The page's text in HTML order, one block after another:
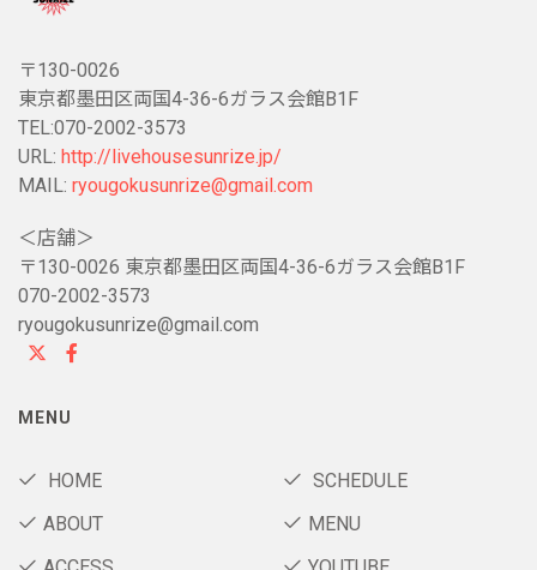
〒130-0026
東京都墨田区両国4-36-6ガラス会館B1F
TEL:070-2002-3573
URL: http://livehousesunrize.jp/
MAIL: ryougokusunrize@gmail.com
＜店舗＞
〒130-0026 東京都墨田区両国4-36-6ガラス会館B1F
070-2002-3573
ryougokusunrize@gmail.com
MENU
HOME
SCHEDULE
ABOUT
MENU